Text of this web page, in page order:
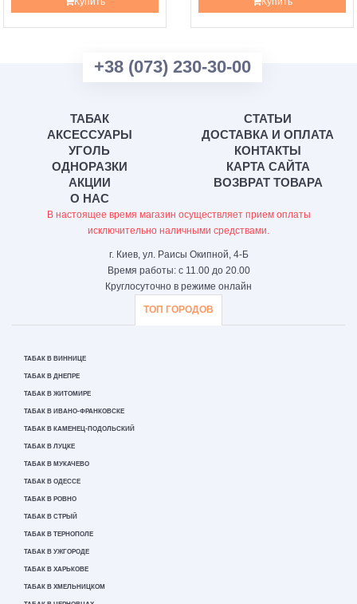
+38 (073) 230-30-00
ТАБАК
АКСЕССУАРЫ
УГОЛЬ
ОДНОРАЗКИ
АКЦИИ
О НАС
СТАТЬИ
ДОСТАВКА И ОПЛАТА
КОНТАКТЫ
КАРТА САЙТА
ВОЗВРАТ ТОВАРА
В настоящее время магазин осуществляет прием оплаты
исключительно наличными средствами.
г. Киев, ул. Раисы Окипной, 4-Б
Время работы: с 11.00 до 20.00
Круглосуточно в режиме онлайн
ТОП ГОРОДОВ
ТАБАК В ВИННИЦЕ
ТАБАК В ДНЕПРЕ
ТАБАК В ЖИТОМИРЕ
ТАБАК В ИВАНО-ФРАНКОВСКЕ
ТАБАК В КАМЕНЕЦ-ПОДОЛЬСКИЙ
ТАБАК В ЛУЦКЕ
ТАБАК В МУКАЧЕВО
ТАБАК В ОДЕССЕ
ТАБАК В РОВНО
ТАБАК В СТРЫЙ
ТАБАК В ТЕРНОПОЛЕ
ТАБАК В УЖГОРОДЕ
ТАБАК В ХАРЬКОВЕ
ТАБАК В ХМЕЛЬНИЦКОМ